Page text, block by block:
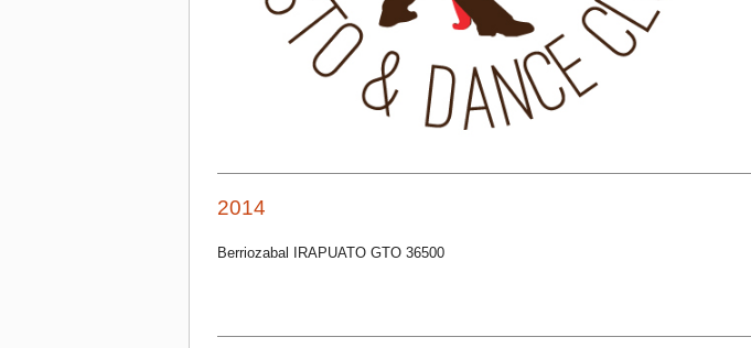
2014
Berriozabal IRAPUATO GTO 36500